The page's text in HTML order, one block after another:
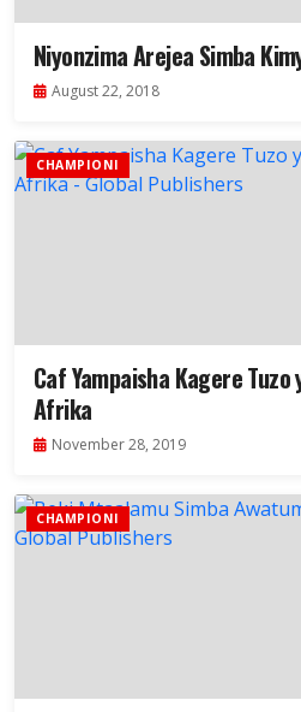
Niyonzima Arejea Simba
August 22, 2018
CHAMPIONI
Caf Yampaisha Kagere
Afrika
November 28, 2019
CHAMPIONI